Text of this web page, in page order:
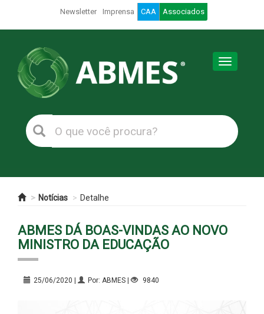
Newsletter Imprensa CAA Associados
Toggle
Notícias Detalhe
ABMES DÁ BOAS-VINDAS AO NOVO
MINISTRO DA EDUCAÇÃO
25/06/2020 | Por: ABMES | 9840